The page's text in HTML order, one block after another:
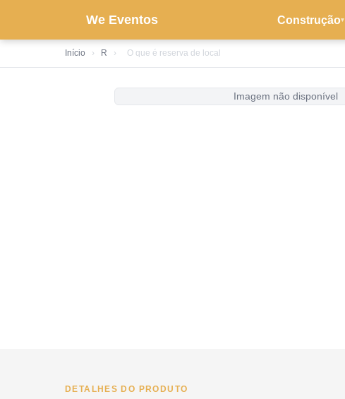
We Eventos Construção▾
Início › R › O que é reserva de local
Imagem não disponível
DETALHES DO PRODUTO